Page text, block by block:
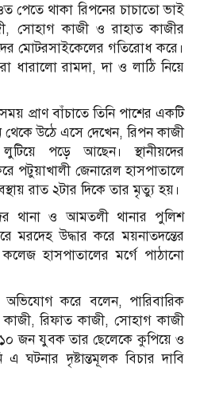
পেতে থাকা রিপনের চাচাতো ভাই
সোহাগ কাজী ও রাহাত কাজীর
মোটরসাইকেলের গতিরোধ করে।
ধারালো রামদা, দা ও লাঠি নিয়ে
প্রাণ বাঁচাতে তিনি পাশের একটি
থেকে উঠে এসে দেখেন, রিপন কাজী
লুটিয়ে পড়ে আছেন। স্থানীয়দের
পটুয়াখালী জেনারেল হাসপাতালে
রাত ২টার দিকে তার মৃত্যু হয়।
থানা ও আমতলী থানার পুলিশ
মরদেহ উদ্ধার করে ময়নাতদন্তের
হাসপাতালের মর্গে পাঠানো
করে বলেন, পারিবারিক
রিফাত কাজী, সোহাগ কাজী
১০ জন যুবক তার ছেলেকে কুপিয়ে ও
এ ঘটনার দৃষ্টান্তমূলক বিচার দাবি